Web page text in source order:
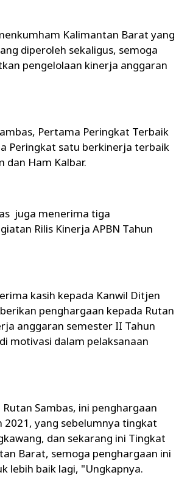
Kalimantan Barat yang
diperoleh sekaligus, semoga
pengelolaan kinerja anggaran
Pertama Peringkat Terbaik
Peringkat satu berkinerja terbaik
dan Ham Kalbar.
juga menerima tiga
Rilis Kinerja APBN Tahun
kasih kepada Kanwil Ditjen
penghargaan kepada Rutan
anggaran semester II Tahun
motivasi dalam pelaksanaan
Sambas, ini penghargaan
yang sebelumnya tingkat
dan sekarang ini Tingkat
Barat, semoga penghargaan ini
lebih baik lagi, "Ungkapnya.